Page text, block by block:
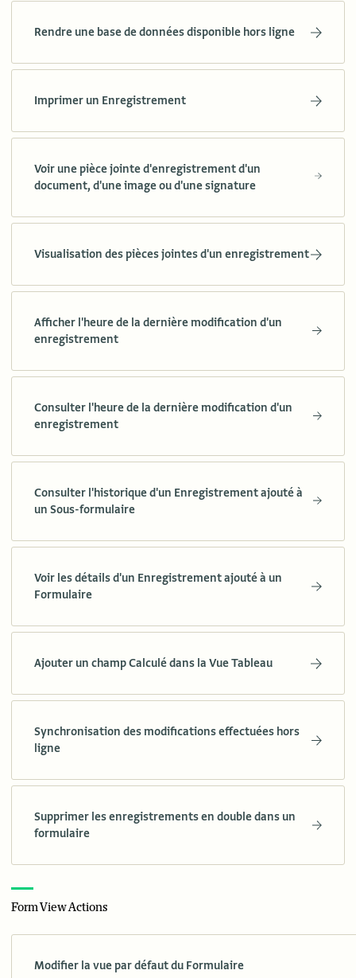
Rendre une base de données disponible hors ligne
Imprimer un Enregistrement
Voir une pièce jointe d'enregistrement d'un
document, d'une image ou d'une signature
Visualisation des pièces jointes d'un enregistrement
Afficher l'heure de la dernière modification d'un
enregistrement
Consulter l'heure de la dernière modification d'un
enregistrement
Consulter l'historique d'un Enregistrement ajouté à
un Sous-formulaire
Voir les détails d'un Enregistrement ajouté à un
Formulaire
Ajouter un champ Calculé dans la Vue Tableau
Synchronisation des modifications effectuées hors
ligne
Supprimer les enregistrements en double dans un
formulaire
Form View Actions
Modifier la vue par défaut du Formulaire